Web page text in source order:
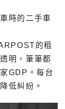
時的二手車
的租
明，筆筆都
GDP。每台
低糾紛。